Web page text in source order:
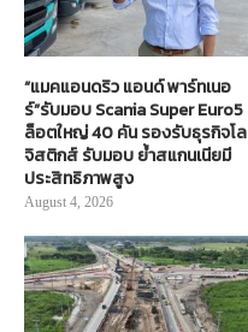
“แมคแอนดริว แอนด์ พาร์ทเนอ
ร์”รับมอบ Scania Super Euro5
ล็อตใหญ่ 40 คัน รองรับธุรกิจโล
จิสติกส์ รับมอบ ย้ำสแกนเนียมี
ประสิทธิภาพสูง
August 4, 2026